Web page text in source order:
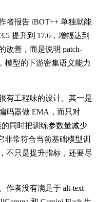
者报告 iBOT++ 单独就能
提升到 17.6，增幅达到
改善，而是说明 patch-
模型的下游密集语义能力
有工程味的设计。其一是
码器做 EMA，而只对
的同时把训练参数量减少
非常符合当前基础模型训
不只是提升指标，还要尽
。作者没有满足于 alt-text